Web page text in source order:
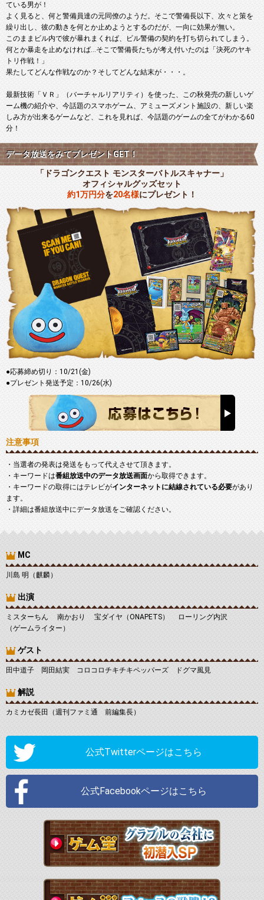
ている男が！
よく見ると、何と警備員達の元同僚のようだ。そこで警備長以下、次々と策を
繰り出し、彼の動きを何とか止めようとするのだが、一向に効果が無い。
このままビル内で彼が暴れまくれば、ビル警備の契約を打ち切られてしまう。
何とか暴走を止めなければ…そこで警備長たちが考え付いたのは「決死のヤキ
トリ作戦！」
果たしてどんな作戦なのか？そしてどんな結末が・・・。
最新技術「ＶＲ」（バーチャルリアリティ）を使った、この秋発売の新しいゲ
ーム機の紹介や、今話題のスマホゲーム、アミューズメント施設の、新しい楽
しみ方が出来るゲームなど、これを見れば、今話題のゲームの全てがわかる60
分！
データ放送をみてプレゼントGET！
「ドラゴンクエスト モンスターバトルスキャナー」
オフィシャルグッズセット
約1万円分を20名様にプレゼント！
●応募締め切り：10/21(金)
●プレゼント発送予定：10/26(水)
注意事項
・当選者の発表は発送をもって代えさせて頂きます。
・キーワードは番組放送中のデータ放送画面から取得できます。
・キーワードの取得にはテレビがインターネットに結線されている必要があり
ます。
・詳細は番組放送中にデータ放送をご確認ください。
MC
川島 明（麒麟）
出演
ミスターちん 南かおり 宝ダイヤ（ONAPETS）
ローリング内沢
（ゲームライター）
ゲスト
田中道子 岡田結実 コロコロチキチキペッパーズ ドグマ風見
解説
カミカゼ長田（週刊ファミ通 前編集長）
公式Twitterページはこちら
公式Facebookページはこちら